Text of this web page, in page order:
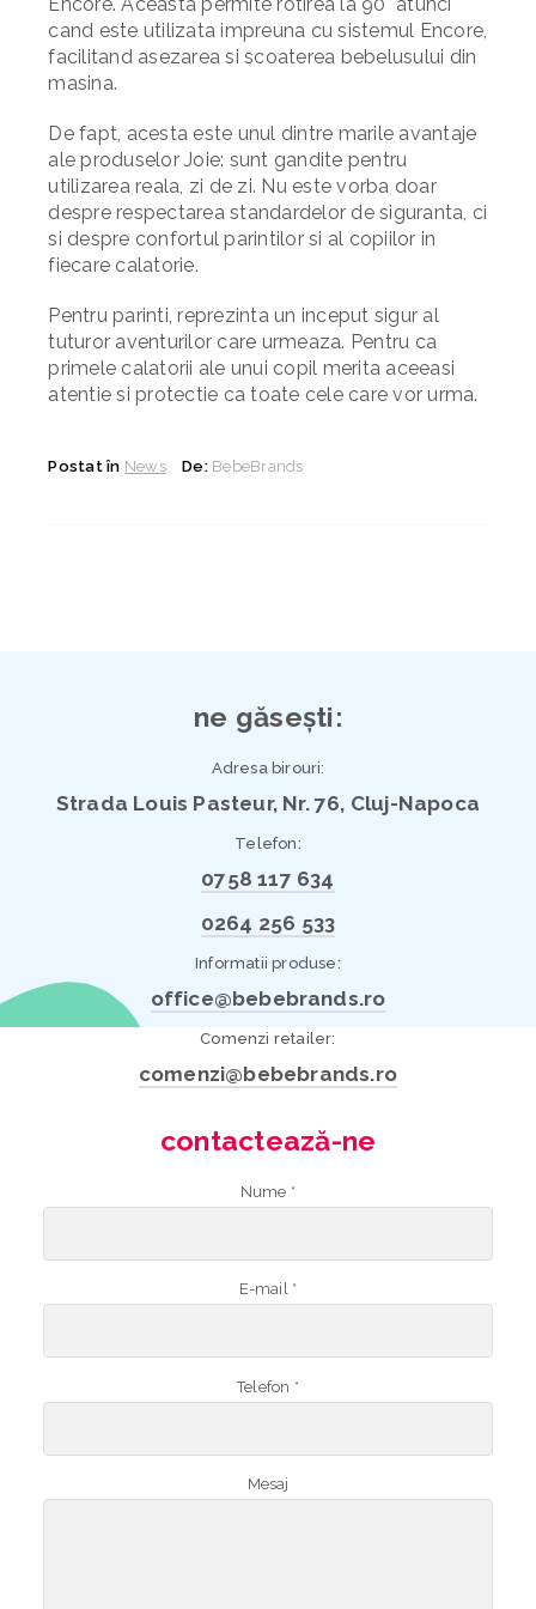
cand este utilizata impreuna cu sistemul Encore,
facilitand asezarea si scoaterea bebelusului din
masina.
De fapt, acesta este unul dintre marile avantaje
ale produselor Joie: sunt gandite pentru
utilizarea reala, zi de zi. Nu este vorba doar
despre respectarea standardelor de siguranta, ci
si despre confortul parintilor si al copiilor in
fiecare calatorie.
Pentru parinti, reprezinta un inceput sigur al
tuturor aventurilor care urmeaza. Pentru ca
primele calatorii ale unui copil merita aceeasi
atentie si protectie ca toate cele care vor urma.
Postat în News De: BebeBrands
ne găsești:
Adresa birouri:
Strada Louis Pasteur, Nr. 76, Cluj-Napoca
Telefon:
0758 117 634
0264 256 533
Informatii produse:
office@bebebrands.ro
Comenzi retailer:
comenzi@bebebrands.ro
contactează-ne
Nume *
E-mail *
Telefon *
Mesaj